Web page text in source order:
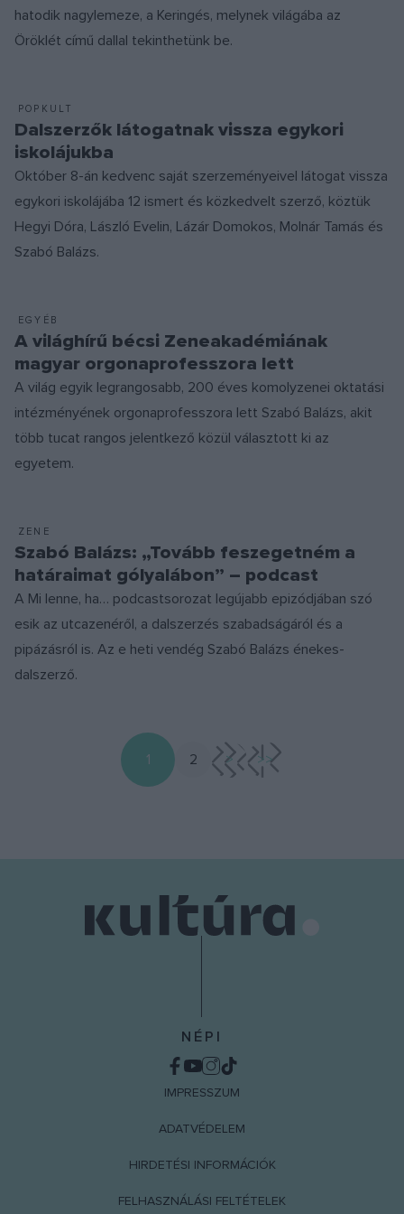
hatodik nagylemeze, a Keringés, melynek világába az
Öröklét című dallal tekinthetünk be.
POPKULT
Dalszerzők látogatnak vissza egykori
iskolájukba
Október 8-án kedvenc saját szerzeményeivel látogat vissza
egykori iskolájába 12 ismert és közkedvelt szerző, köztük
Hegyi Dóra, László Evelin, Lázár Domokos, Molnár Tamás és
Szabó Balázs.
EGYÉB
A világhírű bécsi Zeneakadémiának
magyar orgonaprofesszora lett
A világ egyik legrangosabb, 200 éves komolyzenei oktatási
intézményének orgonaprofesszora lett Szabó Balázs, akit
több tucat rangos jelentkező közül választott ki az
egyetem.
ZENE
Szabó Balázs: „Tovább feszegetném a
határaimat gólyalábon” – podcast
A Mi lenne, ha… podcastsorozat legújabb epizódjában szó
esik az utcazenéről, a dalszerzés szabadságáról és a
pipázásról is. Az e heti vendég Szabó Balázs énekes-
dalszerző.
1 2 > >>
NÉPI
IMPRESSZUM
ADATVÉDELEM
HIRDETÉSI INFORMÁCIÓK
FELHASZNÁLÁSI FELTÉTELEK